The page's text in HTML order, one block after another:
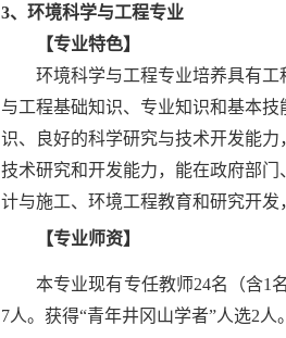
3、环境科学与工程专业
【专业特色】
环境科学与工程专业培养具有
与工程基础知识、专业知识和基本
识、良好的科学研究与技术开发能
技术研究和开发能力，能在政府部
计与施工、环境工程教育和研究开
【专业师资】
本专业现有专任教师24名（含1
7人。获得“青年井冈山学者”人选2